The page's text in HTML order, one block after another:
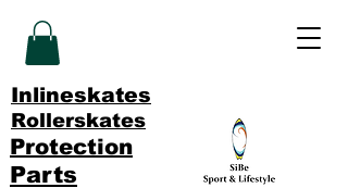
Inlineskates
Rollerskates
Protection
Parts